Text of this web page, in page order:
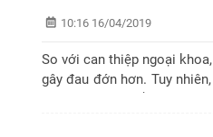
10:16 16/04/2019
So với can thiệp ngoại
gây đau đớn hơn. Tuy